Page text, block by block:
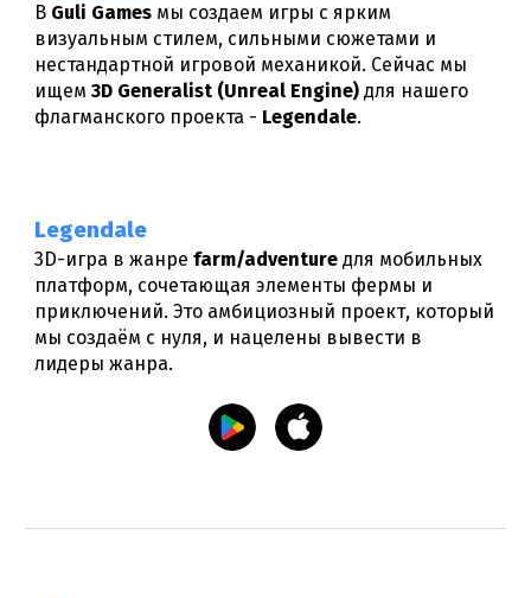
В Guli Games мы создаем игры с ярким
визуальным стилем, сильными сюжетами и
нестандартной игровой механикой. Сейчас мы
ищем3D Generalist (Unreal Engine) для нашего
флагманского проекта - Legendale.
Legendale
3D-игра в жанреfarm/adventure для мобильных
платформ, сочетающая элементы фермы и
приключений. Это амбициозный проект, который
мы создаём с нуля, и нацелены вывести в
лидеры жанра.